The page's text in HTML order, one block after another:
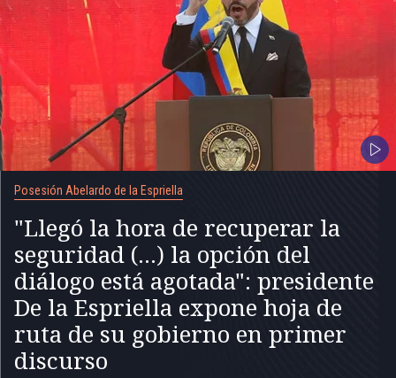
Posesión Abelardo de la Espriella
"Llegó la hora de recuperar la
seguridad (...) la opción del
diálogo está agotada": presidente
De la Espriella expone hoja de
ruta de su gobierno en primer
discurso